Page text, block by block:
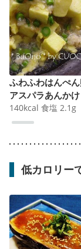
ふわふわはんぺ
アスパラあんかけ
140kcal 食塩 2.1 g
低カロリー